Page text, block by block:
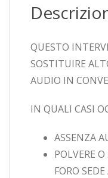
QUESTO
SOSTITUIRE
AUDIO IN
IN QUALI CASI
ASSENZA
POLVERE
FORO